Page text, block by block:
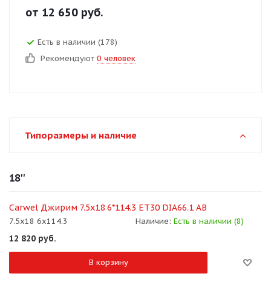
от 12 650 руб.
Есть в наличии (178)
Рекомендуют 0 человек
Типоразмеры и наличие
18''
Carwel Джирим 7.5x18 6*114.3 ET30 DIA66.1 AB
7.5x18 6x114.3 Наличие: Есть в наличии (8)
12 820 руб.
В корзину